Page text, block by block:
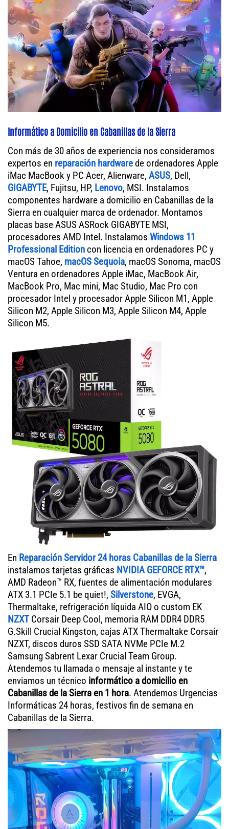
Informático a Domicilio en Cabanillas de la Sierra
Con más de 30 años de experiencia nos consideramos
expertos en reparación hardwarede ordenadores Apple
iMac MacBook y PC Acer, Alienware, ASUS, Dell,
GIGABYTE, Fujitsu, HP, Lenovo, MSI. Instalamos
componentes hardware a domicilio en Cabanillas de la
Sierra en cualquier marca de ordenador. Montamos
placas base ASUS ASRock GIGABYTE MSI,
procesadores AMD Intel. Instalamos Windows 11
Professional Edition con licencia en ordenadores PC y
macOS Tahoe, macOS Sequoia, macOS Sonoma, macOS
Ventura en ordenadores Apple iMac, MacBook Air,
MacBook Pro, Mac mini, Mac Studio, Mac Pro con
procesador Intel y procesador Apple Silicon M1, Apple
Silicon M2, Apple Silicon M3, Apple Silicon M4, Apple
Silicon M5.
En Reparación Servidor 24 horas Cabanillas de la Sierra
instalamos tarjetas gráficas NVIDIA GEFORCE RTX™,
AMD Radeon™ RX, fuentes de alimentación modulares
ATX 3.1 PCIe 5.1 be quiet!, Silverstone, EVGA,
Thermaltake, refrigeración líquida AIO o custom EK
NZXTCorsair Deep Cool, memoria RAM DDR4 DDR5
G.Skill Crucial Kingston, cajas ATX Thermaltake Corsair
NZXT, discos duros SSD SATA NVMe PCIe M.2
Samsung Sabrent Lexar Crucial Team Group.
Atendemos tu llamada o mensaje al instante y te
enviamos un técnico informático a domicilio en
Cabanillas de la Sierra en 1 hora. Atendemos Urgencias
Informáticas 24 horas, festivos fin de semana en
Cabanillas de la Sierra.